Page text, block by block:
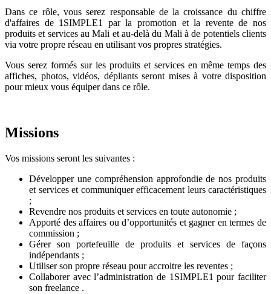
Dans ce rôle, vous serez responsable de la croissance du chiffre
d'affaires de 1SIMPLE1 par la promotion et la revente de nos
produits et services au Mali et au-delà du Mali à de potentiels clients
via votre propre réseau en utilisant vos propres stratégies.
Vous serez formés sur les produits et services en même temps des
affiches, photos, vidéos, dépliants seront mises à votre disposition
pour mieux vous équiper dans ce rôle.
Missions
Vos missions seront les suivantes :
Développer une compréhension approfondie de nos produits
et services et communiquer efficacement leurs caractéristiques
;
Revendre nos produits et services en toute autonomie ;
Apporté des affaires ou d’opportunités et gagner en termes de
commission ;
Gérer son portefeuille de produits et services de façons
indépendants ;
Utiliser son propre réseau pour accroitre les reventes ;
Collaborer avec l’administration de 1SIMPLE1 pour faciliter
son freelance .